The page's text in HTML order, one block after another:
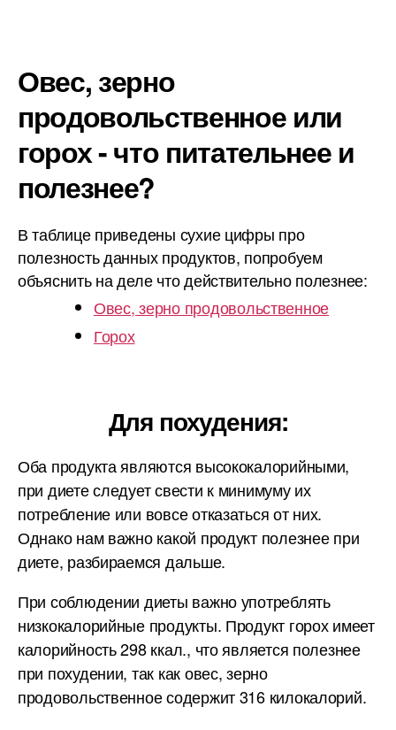
Овес, зерно
продовольственное или
горох - что питательнее и
полезнее?
В таблице приведены сухие цифры про
полезность данных продуктов, попробуем
объяснить на деле что действительно полезнее:
Овес, зерно продовольственное
Горох
Для похудения:
Оба продукта являются высококалорийными,
при диете следует свести к минимуму их
потребление или вовсе отказаться от них.
Однако нам важно какой продукт полезнее при
диете, разбираемся дальше.
При соблюдении диеты важно употреблять
низкокалорийные продукты. Продукт горох имеет
калорийность 298 ккал., что является полезнее
при похудении, так как овес, зерно
продовольственное содержит 316 килокалорий.